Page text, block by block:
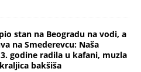
stan na Beogradu na vodi, a
na Smederevcu: Naša
godine radila u kafani, muzla
bakšiša